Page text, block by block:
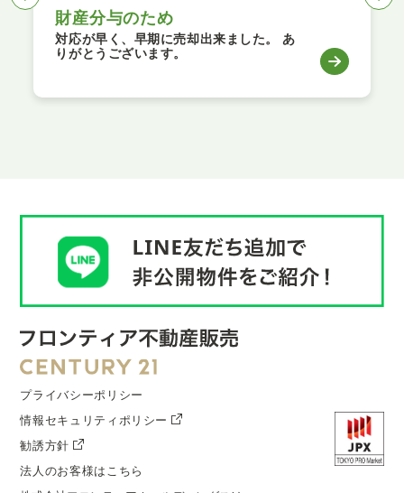
財産分与のため
対応が早く、早期に売却出来ました。 あ
りがとうございます。
プライバシーポリシー
情報セキュリティポリシー
勧誘方針
法人のお客様はこちら